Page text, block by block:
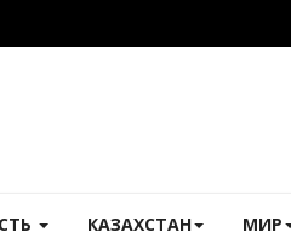
КАЗАХСТАН МИР